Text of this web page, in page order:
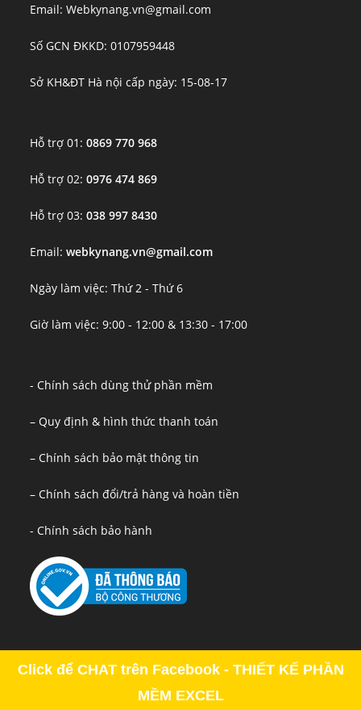
Email: Webkynang.vn@gmail.com
Số GCN ĐKKD: 0107959448
Sở KH&ĐT Hà nội cấp ngày: 15-08-17
Hỗ trợ 01:0869 770 968
Hỗ trợ 02:0976 474 869
Hỗ trợ 03:038 997 8430
Email:webkynang.vn@gmail.com
Ngày làm việc: Thứ 2 - Thứ 6
Giờ làm việc: 9:00 - 12:00 & 13:30 - 17:00
- Chính sách dùng thử phần mềm
– Quy định & hình thức thanh toán
– Chính sách bảo mật thông tin
– Chính sách đổi/trả hàng và hoàn tiền
- Chính sách bảo hành
Copyright - OceanWP Theme by OceanWP
Click để CHAT trên Facebook - THIẾT KẾ PHẦN
MỀM EXCEL